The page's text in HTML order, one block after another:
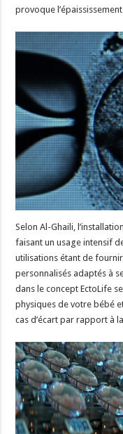
provoque
Selon Al-Ghaili,
faisant un usage intensif
utilisations étant de
personnalisés adaptés à
dans le concept EctoLife
physiques de votre bébé
cas d’écart par rapport à